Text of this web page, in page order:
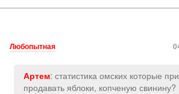
Любопытная
Артем: статистика омских которые
продавать яблоки, копченую свинину?